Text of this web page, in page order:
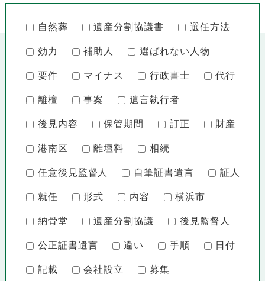
自然葬 遺産分割協議書 選任方法
効力 補助人 選ばれない人物
要件 マイナス 行政書士 代行
離檀 事案 遺言執行者
後見内容 保管期間 訂正 財産
港南区 離壇料 相続
任意後見監督人 自筆証書遺言 証人
就任 形式 内容 横浜市
納骨堂 遺産分割協議 後見監督人
公正証書遺言 違い 手順 日付
記載 会社設立 募集